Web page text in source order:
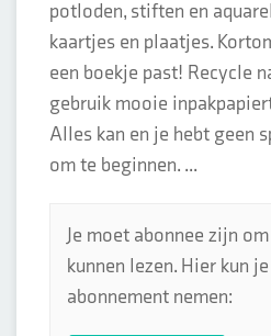
potloden, stiften en
kaartjes en plaatjes.
een boekje past! Recycle
gebruik mooie
Alles kan en je hebt geen
om te beginnen. ...
Je moet abonnee zijn
kunnen lezen. Hier kun
abonnement nemen: